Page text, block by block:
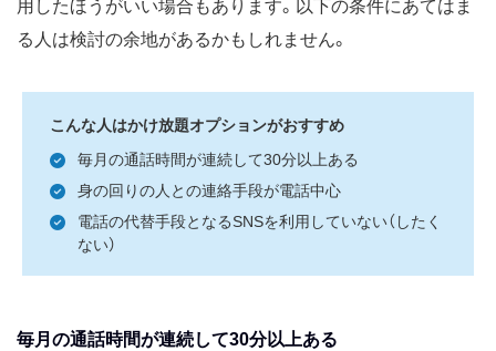
用したほうがいい場合もあります。以下の条件にあてはま
る人は検討の余地があるかもしれません。
こんな人はかけ放題オプションがおすすめ
毎月の通話時間が連続して30分以上ある
身の回りの人との連絡手段が電話中心
電話の代替手段となるSNSを利用していない（したく
ない）
毎月の通話時間が連続して30分以上ある